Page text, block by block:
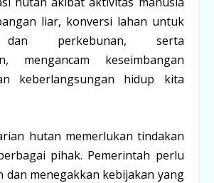
liar, konversi lahan untuk
dan perkebunan, serta
mengancam keseimbangan
keberlangsungan hidup kita
hutan memerlukan tindakan
pihak. Pemerintah perlu
dan menegakkan kebijakan yang